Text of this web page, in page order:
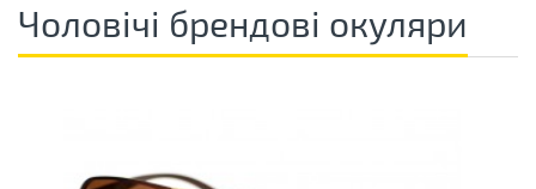
Чоловічі брендові окуляри